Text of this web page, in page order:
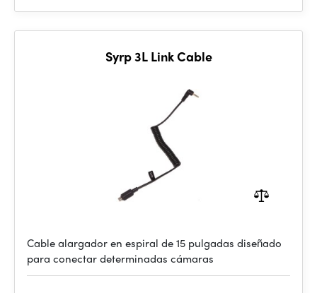
Syrp 3L Link Cable
Cable alargador en espiral de 15 pulgadas diseñado
para conectar determinadas cámaras